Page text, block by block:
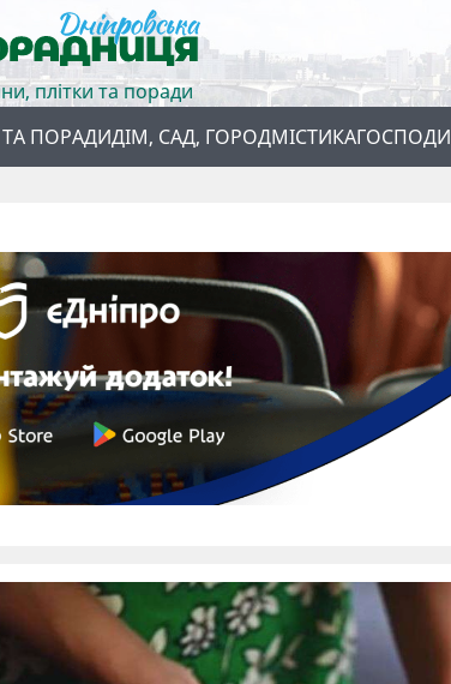
плітки та поради
ПОРАДИДІМ, САД, ГОРОДМІСТИКА